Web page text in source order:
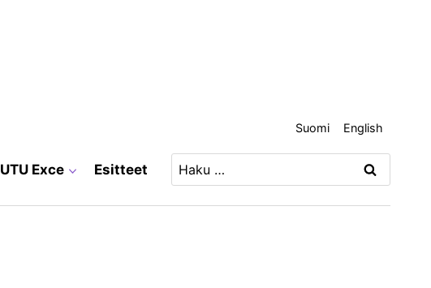
Suomi English
UTU Exce Esitteet Haku: